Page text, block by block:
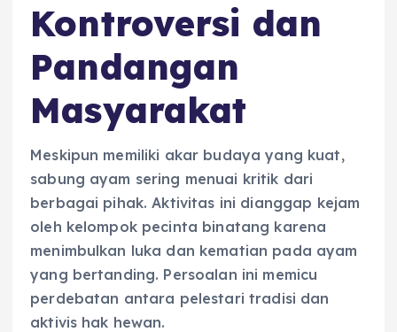
Kontroversi dan
Pandangan
Masyarakat
Meskipun memiliki akar budaya yang kuat,
sabung ayam sering menuai kritik dari
berbagai pihak. Aktivitas ini dianggap kejam
oleh kelompok pecinta binatang karena
menimbulkan luka dan kematian pada ayam
yang bertanding. Persoalan ini memicu
perdebatan antara pelestari tradisi dan
aktivis hak hewan.